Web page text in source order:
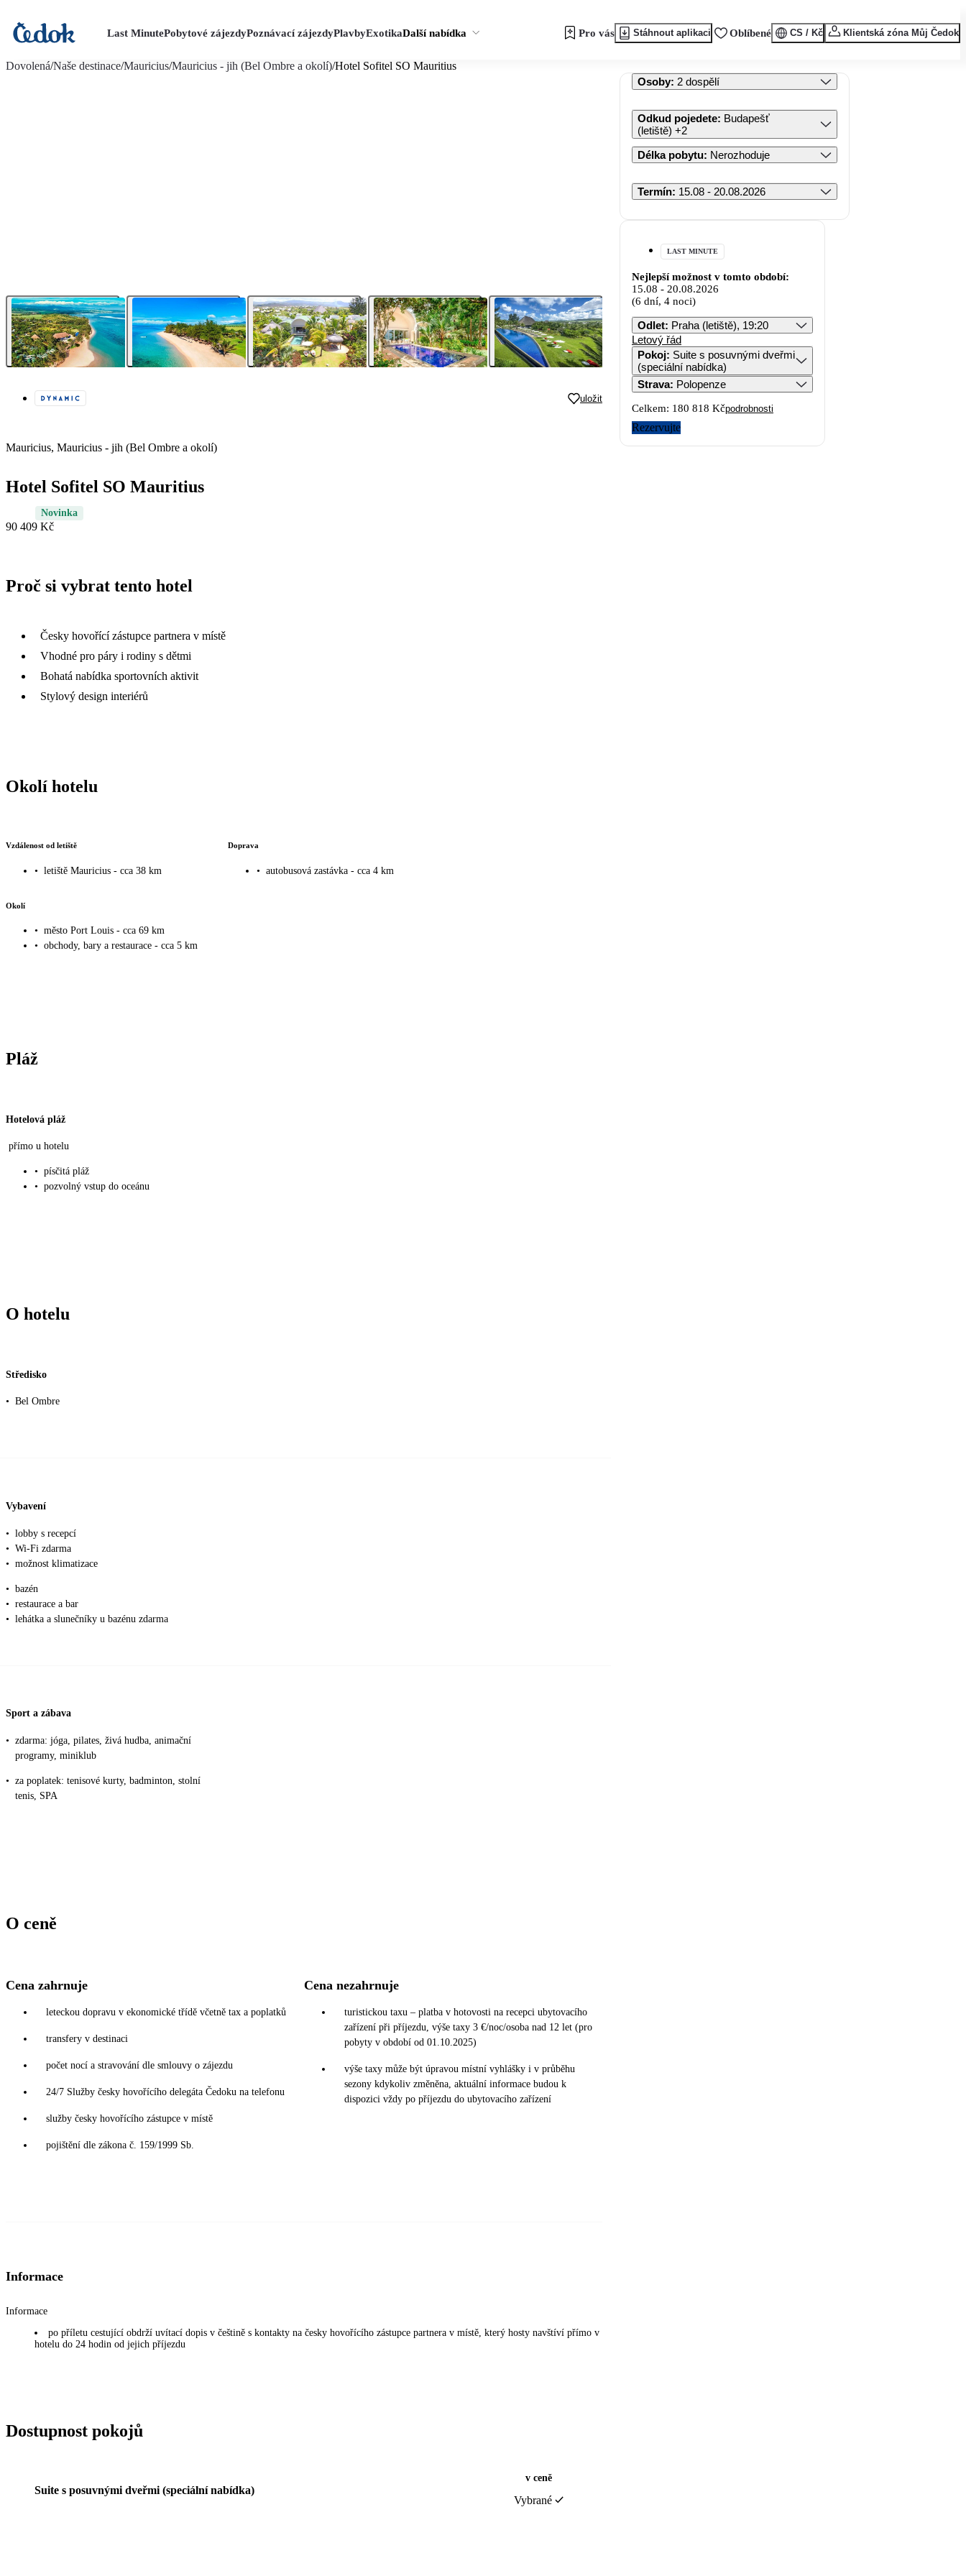
Last MinutePobytové zájezdyPoznávací zájezdyPlavbyExotikaDalší nabídka Pro vás Stáhnout aplikaci Oblíbené CS / Kč Klientská zóna Můj Čedok
Dovolená/Naše destinace/Mauricius/Mauricius - jih (Bel Ombre a okolí)/Hotel Sofitel SO Mauritius
uložit
Mauricius, Mauricius - jih (Bel Ombre a okolí)
Hotel Sofitel SO Mauritius
Novinka
90 409 Kč
Proč si vybrat tento hotel
Česky hovořící zástupce partnera v místě
Vhodné pro páry i rodiny s dětmi
Bohatá nabídka sportovních aktivit
Stylový design interiérů
Okolí hotelu
Vzdálenost od letiště
• letiště Mauricius - cca 38 km
Doprava
• autobusová zastávka - cca 4 km
Okolí
• město Port Louis - cca 69 km
• obchody, bary a restaurace - cca 5 km
Pláž
Hotelová pláž
přímo u hotelu
• písčitá pláž
• pozvolný vstup do oceánu
O hotelu
Středisko
• Bel Ombre
Vybavení
• lobby s recepcí
• Wi-Fi zdarma
• možnost klimatizace
• bazén
• restaurace a bar
• lehátka a slunečníky u bazénu zdarma
Sport a zábava
• zdarma: jóga, pilates, živá hudba, animační
programy, miniklub
• za poplatek: tenisové kurty, badminton, stolní
tenis, SPA
O ceně
Cena zahrnuje
leteckou dopravu v ekonomické třídě včetně tax a poplatků
transfery v destinaci
počet nocí a stravování dle smlouvy o zájezdu
24/7 Služby česky hovořícího delegáta Čedoku na telefonu
služby česky hovořícího zástupce v místě
pojištění dle zákona č. 159/1999 Sb.
Cena nezahrnuje
turistickou taxu – platba v hotovosti na recepci ubytovacího
zařízení při příjezdu, výše taxy 3 €/noc/osoba nad 12 let (pro
pobyty v období od 01.10.2025)
výše taxy může být úpravou místní vyhlášky i v průběhu
sezony kdykoliv změněna, aktuální informace budou k
dispozici vždy po příjezdu do ubytovacího zařízení
Informace
Informace
po příletu cestující obdrží uvítací dopis v češtině s kontakty na česky hovořícího zástupce partnera v místě, který hosty navštíví přímo v
hotelu do 24 hodin od jejich příjezdu
Dostupnost pokojů
Suite s posuvnými dveřmi (speciální nabídka)
v ceně
Vybrané
Osoby: 2 dospělí
Odkud pojedete: Budapešť
(letiště) +2
Délka pobytu: Nerozhoduje
Termín: 15.08 - 20.08.2026
LAST MINUTE
Nejlepší možnost v tomto období:
15.08 - 20.08.2026
(6 dní, 4 noci)
Odlet: Praha (letiště), 19:20
Letový řád
Pokoj: Suite s posuvnými dveřmi
(speciální nabídka)
Strava: Polopenze
Celkem: 180 818 Kčpodrobnosti
Rezervujte